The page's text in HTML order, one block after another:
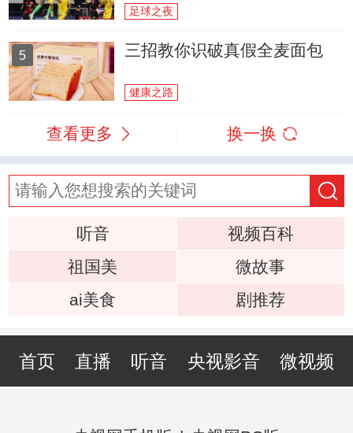
足球之夜
5 三招教你识破真假全麦面包
健康之路
查看更多 换一换
听音
视频百科
祖国美
微故事
ai美食
剧推荐
首页 直播 听音 央视影音 微视频